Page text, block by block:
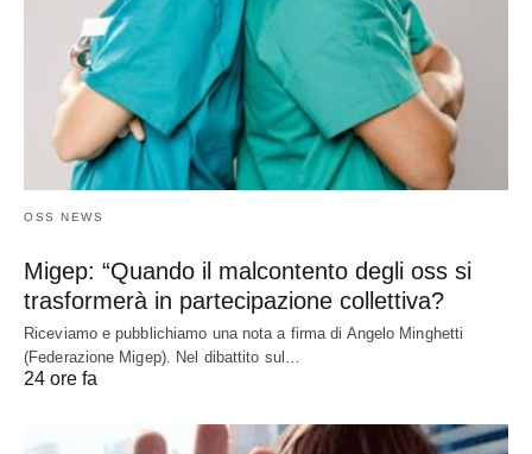
OSS NEWS
Migep: “Quando il malcontento degli oss si
trasformerà in partecipazione collettiva?
Riceviamo e pubblichiamo una nota a firma di Angelo Minghetti
(Federazione Migep). Nel dibattito sul…
24 ore fa